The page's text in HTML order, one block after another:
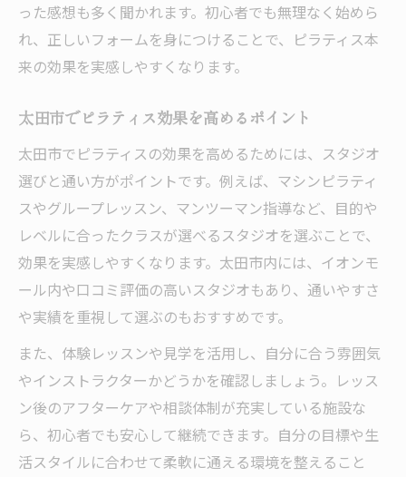
った感想も多く聞かれます。初心者でも無理なく始めら
れ、正しいフォームを身につけることで、ピラティス本
来の効果を実感しやすくなります。
太田市でピラティス効果を高めるポイント
太田市でピラティスの効果を高めるためには、スタジオ
選びと通い方がポイントです。例えば、マシンピラティ
スやグループレッスン、マンツーマン指導など、目的や
レベルに合ったクラスが選べるスタジオを選ぶことで、
効果を実感しやすくなります。太田市内には、イオンモ
ール内や口コミ評価の高いスタジオもあり、通いやすさ
や実績を重視して選ぶのもおすすめです。
また、体験レッスンや見学を活用し、自分に合う雰囲気
やインストラクターかどうかを確認しましょう。レッス
ン後のアフターケアや相談体制が充実している施設な
ら、初心者でも安心して継続できます。自分の目標や生
活スタイルに合わせて柔軟に通える環境を整えること